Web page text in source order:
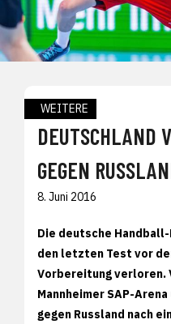
WEITERE
DEUTSCHLAND
GEGEN
8. Juni 2016
Die deutsche
den letzten Test vor
Vorbereitung verloren.
Mannheimer SAP-
gegen Russland nach